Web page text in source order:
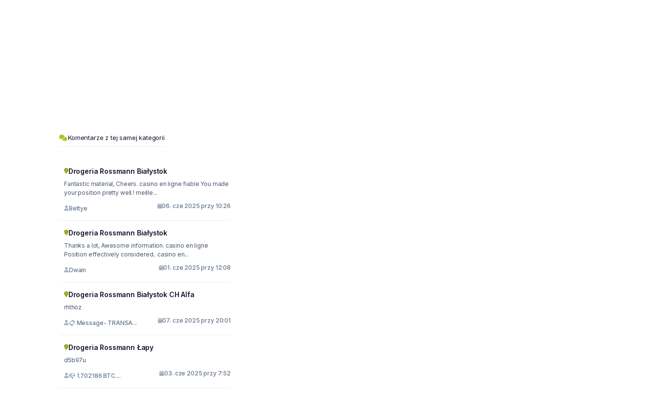
Komentarze z tej samej kategorii
Drogeria Rossmann Białystok
Fantastic material, Cheers. casino en ligne fiable You made
your position pretty well.! meille...
Bettye 06. cze 2025 przy 10:26
Drogeria Rossmann Białystok
Thanks a lot, Awesome information. casino en ligne
Position effectively considered.. casino en...
Dwain 01. cze 2025 przy 12:08
Drogeria Rossmann Białystok CH Alfa
rhthoz
📋 Message- TRANSA... 07. cze 2025 przy 20:01
Drogeria Rossmann Łapy
d5b97u
📪 1.702186 BTC.... 03. cze 2025 przy 7:52